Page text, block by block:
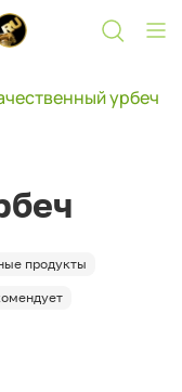
урбеч
продукты